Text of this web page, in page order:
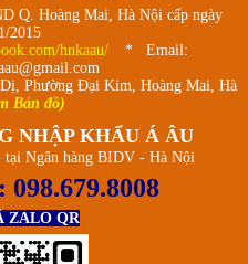
Q. Hoàng Mai, Hà Nội cấp ngày
2015
hnkaau/
* Email:
Phường Đại Kim, Hoàng Mai, Hà
Bản đồ)
NHẬP KHẨU Á ÂU
tại Ngân hàng BIDV - Hà Nội
098.679.8008
ZALO QR